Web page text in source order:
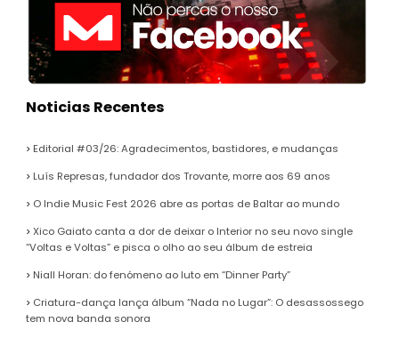
Noticias Recentes
Editorial #03/26: Agradecimentos, bastidores, e mudanças
Luís Represas, fundador dos Trovante, morre aos 69 anos
O Indie Music Fest 2026 abre as portas de Baltar ao mundo
Xico Gaiato canta a dor de deixar o Interior no seu novo single
“Voltas e Voltas” e pisca o olho ao seu álbum de estreia
Niall Horan: do fenómeno ao luto em “Dinner Party”
Criatura-dança lança álbum “Nada no Lugar”: O desassossego
tem nova banda sonora